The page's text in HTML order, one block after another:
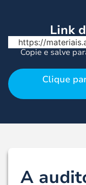
Link
https://
Copie e salve
Clique
A